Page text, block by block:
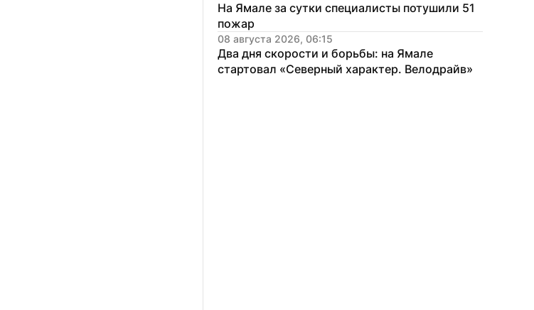
На Ямале за сутки специалисты потушили 51
пожар
08 августа 2026, 06:15
Два дня скорости и борьбы: на Ямале
стартовал «Северный характер. Велодрайв»